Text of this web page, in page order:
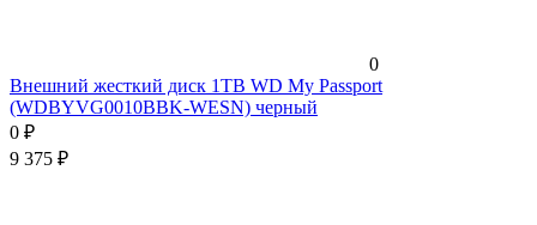
0
Внешний жесткий диск 1TB WD My Passport
(WDBYVG0010BBK-WESN) черный
0 ₽
9 375 ₽